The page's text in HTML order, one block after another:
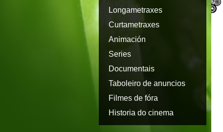
Longametraxes
Curtametraxes
Animación
Series
Documentais
Taboleiro de anuncios
Filmes de fóra
Historia do cinema